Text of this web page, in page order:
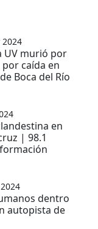
2024
UV murió por
caída en
Boca del Río
en
| 98.1
dentro
autopista de